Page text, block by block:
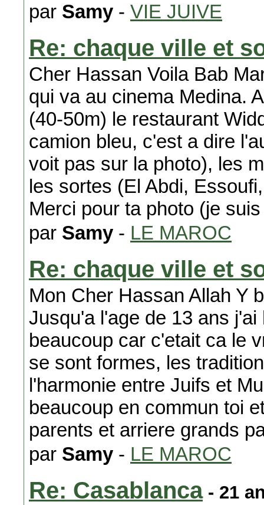
par Samy - VIE JUIVE
Re: chaque ville et
Cher Hassan Voila Bab
qui va au cinema Medina.
(40-50m) le restaurant
camion bleu, c'est a dire
voit pas sur la photo), les
les sortes (El Abdi,
Merci pour ta photo (je
par Samy - LE MAROC
Re: chaque ville et
Mon Cher Hassan Allah Y
Jusqu'a l'age de 13 ans
beaucoup car c'etait ca le
se sont formes, les
l'harmonie entre Juifs et
beaucoup en commun toi
parents et arriere grands
par Samy - LE MAROC
Re: Casablanca- 21